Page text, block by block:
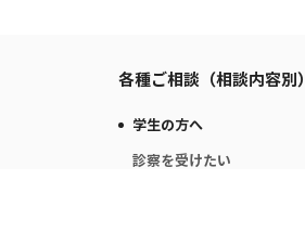
各種ご相談（相談内容別）
学生の方へ
診察を受けたい